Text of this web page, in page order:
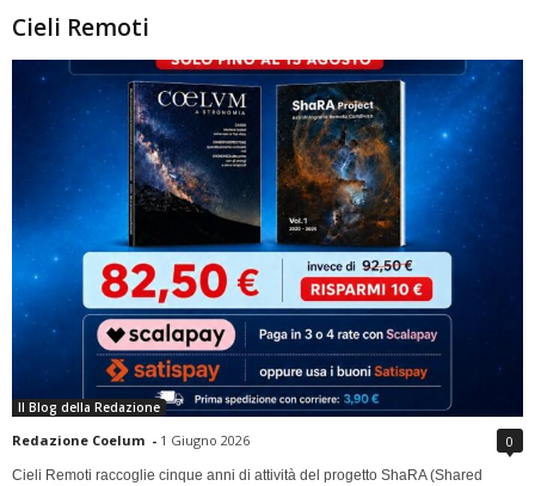
Cieli Remoti
Il Blog della Redazione
Redazione Coelum - 1 Giugno 2026 0
Cieli Remoti raccoglie cinque anni di attività del progetto ShaRA (Shared